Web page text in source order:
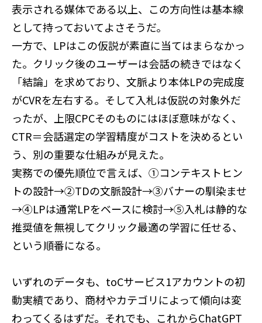
表示される媒体である以上、この方向性は基本線
として持っておいてよさそうだ。
一方で、LPはこの仮説が素直に当てはまらなかっ
た。クリック後のユーザーは会話の続きではなく
「結論」を求めており、文脈より本体LPの完成度
がCVRを左右する。そして入札は仮説の対象外だ
ったが、上限CPCそのものにはほぼ意味がなく、
CTR＝会話選定の学習精度がコストを決めるとい
う、別の重要な仕組みが見えた。
実務での優先順位で言えば、①コンテキストヒン
トの設計→②TDの文脈設計→③バナーの馴染ませ
→④LPは通常LPをベースに検討→⑤入札は静的な
推奨値を無視してクリック最適の学習に任せる、
という順番になる。
いずれのデータも、toCサービス1アカウントの初
動実績であり、商材やカテゴリによって傾向は変
わってくるはずだ。それでも、これからChatGPT